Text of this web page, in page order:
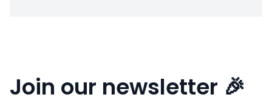
Join our newsletter 🎉